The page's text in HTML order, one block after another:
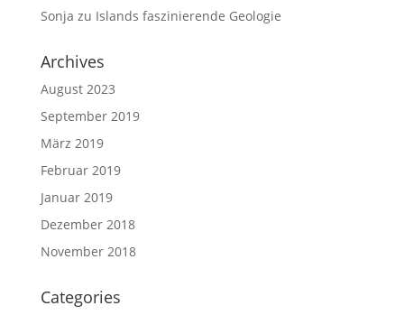
Sonja zu Islands faszinierende Geologie
Archives
August 2023
September 2019
März 2019
Februar 2019
Januar 2019
Dezember 2018
November 2018
Categories